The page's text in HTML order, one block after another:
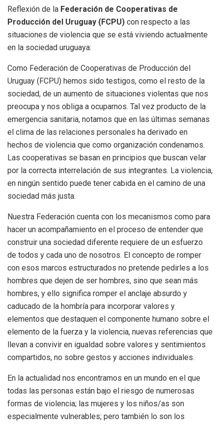
Reflexión de la Federación de Cooperativas de
Producción del Uruguay (FCPU) con respecto a las
situaciones de violencia que se está viviendo actualmente
en la sociedad uruguaya:
Como Federación de Cooperativas de Producción del
Uruguay (FCPU) hemos sido testigos, como el resto de la
sociedad, de un aumento de situaciones violentas que nos
preocupa y nos obliga a ocuparnos. Tal vez producto de la
emergencia sanitaria, notamos que en las últimas semanas
el clima de las relaciones personales ha derivado en
hechos de violencia que como organización condenamos.
Las cooperativas se basan en principios que buscan velar
por la correcta interrelación de sus integrantes. La violencia,
en ningún sentido puede tener cabida en el camino de una
sociedad más justa.
Nuestra Federación cuenta con los mecanismos como para
hacer un acompañamiento en el proceso de entender que
construir una sociedad diferente requiere de un esfuerzo
de todos y cada uno de nosotros. El concepto de romper
con esos marcos estructurados no pretende pedirles a los
hombres que dejen de ser hombres, sino que sean más
hombres, y ello significa romper el anclaje absurdo y
caducado de la hombría para incorporar valores y
elementos que destaquen el componente humano sobre el
elemento de la fuerza y la violencia, nuevas referencias que
llevan a convivir en igualdad sobre valores y sentimientos
compartidos, no sobre gestos y acciones individuales.
En la actualidad nos encontramos en un mundo en el que
todas las personas están bajo el riesgo de numerosas
formas de violencia; las mujeres y los niños/as son
especialmente vulnerables; pero también lo son los